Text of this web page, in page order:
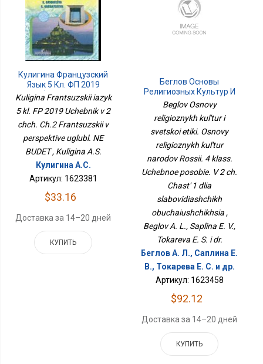
Кулигина Французский
Язык 5 Кл. ФП 2019
Учебник В 2 Чч. Ч.2
Перспективе Углубл. НЕ
БУДЕТ
Kuligina Frantsuzskii iazyk
5 kl. FP 2019 Uchebnik v 2
chch. Ch.2 Frantsuzskii v
perspektive uglubl. NE
BUDET , Kuligina A.S.
Кулигина А.С.
Артикул: 1623381
$33.16
Доставка за 14–20 дней
КУПИТЬ
Беглов Основы
Религиозных Культур И
Светской Этики. Основы
Религиозных Культур
Народов России. 4
Класс. Учебное Пособие.
В 2 Ч. Часть 1 Для
Слабовидящих
Обучающихся
Beglov Osnovy
religioznykh kul'tur i
svetskoi etiki. Osnovy
religioznykh kul'tur
narodov Rossii. 4 klass.
Uchebnoe posobie. V 2 ch.
Chast' 1 dlia
slabovidiashchikh
obuchaiushchikhsia ,
Beglov A. L., Saplina E. V.,
Tokareva E. S. i dr.
Беглов А. Л., Саплина Е.
В., Токарева Е. С. и др.
Артикул: 1623458
$92.12
Доставка за 14–20 дней
КУПИТЬ